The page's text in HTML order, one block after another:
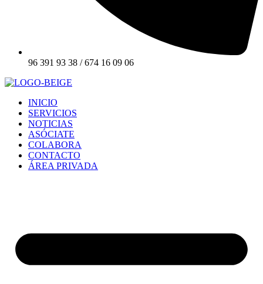
96 391 93 38 / 674 16 09 06
INICIO
SERVICIOS
NOTICIAS
ASÓCIATE
COLABORA
CONTACTO
ÁREA PRIVADA